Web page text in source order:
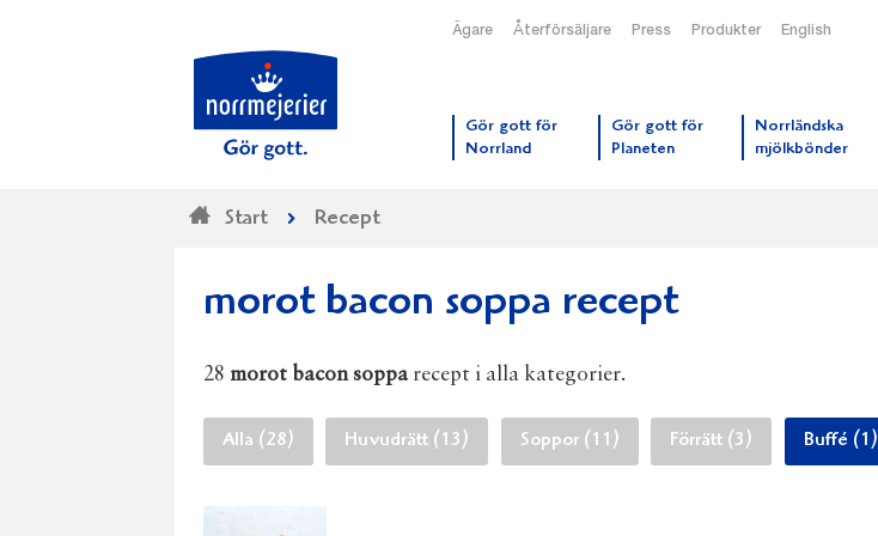
Ägare Återförsäljare Press Produkter English
Gör gott för
Norrland
Gör gott för
Planeten
Norrländska
mjölkbönder
Start Recept
morot bacon soppa recept
28 morot bacon soppa recept i alla kategorier.
Alla (28) Huvudrätt (13) Soppor (11) Förrätt (3) Buffé (1)